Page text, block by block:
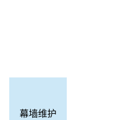
幕墙维护